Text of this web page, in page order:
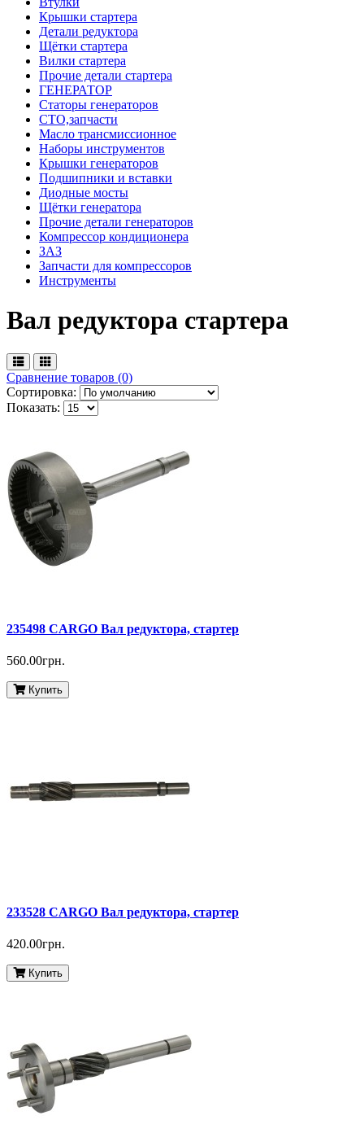
Крышки стартера
Детали редуктора
Щётки стартера
Вилки стартера
Прочие детали стартера
ГЕНЕРАТОР
Статоры генераторов
СТО,запчасти
Масло трансмиссионное
Наборы инструментов
Крышки генераторов
Подшипники и вставки
Диодные мосты
Щётки генератора
Прочие детали генераторов
Компрессор кондиционера
ЗАЗ
Запчасти для компрессоров
Инструменты
Вал редуктора стартера
Сравнение товаров (0)
Сортировка:
Показать:
235498 CARGO Вал редуктора, стартер
560.00грн.
Купить
233528 CARGO Вал редуктора, стартер
420.00грн.
Купить